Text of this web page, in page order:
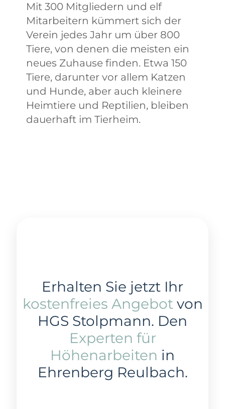
Mit 300 Mitgliedern und elf
Mitarbeitern kümmert sich der
Verein jedes Jahr um über 800
Tiere, von denen die meisten ein
neues Zuhause finden. Etwa 150
Tiere, darunter vor allem Katzen
und Hunde, aber auch kleinere
Heimtiere und Reptilien, bleiben
dauerhaft im Tierheim.
Erhalten Sie jetzt Ihr
kostenfreies Angebotvon
HGS Stolpmann. Den
Experten für
Höhenarbeiten in
Ehrenberg Reulbach.